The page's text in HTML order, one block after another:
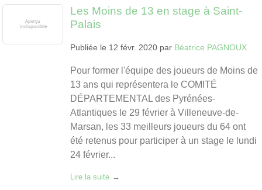
Les Moins de 13 en stage à Saint-
Palais
Publiée le 12 févr. 2020 par Béatrice PAGNOUX
Pour former l'équipe des joueurs de Moins de
13 ans qui représentera le COMITÉ
DÉPARTEMENTAL des Pyrénées-
Atlantiques le 29 février à Villeneuve-de-
Marsan, les 33 meilleurs joueurs du 64 ont
été retenus pour participer à un stage le lundi
24 février...
Lire la suite